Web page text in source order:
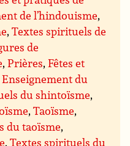
de l’hindouisme,
,Textes spirituels de
de
,Prières,Fêtes et
Enseignement du
du shintoïsme,
,Taoïsme,
du taoïsme,
,Textes spirituels du